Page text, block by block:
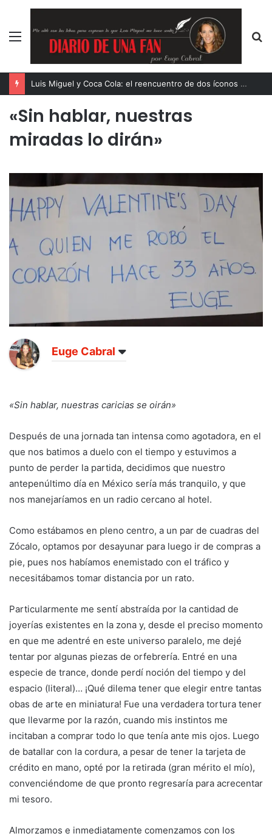
Menú
Luis Miguel y Coca Cola: el reencuentro de dos íconos eternos
«Sin hablar, nuestras
miradas lo dirán»
Euge Cabral
«Sin hablar, nuestras caricias se oirán»
Después de una jornada tan intensa como agotadora, en el
que nos batimos a duelo con el tiempo y estuvimos a
punto de perder la partida, decidimos que nuestro
antepenúltimo día en México sería más tranquilo, y que
nos manejaríamos en un radio cercano al hotel.
Como estábamos en pleno centro, a un par de cuadras del
Zócalo, optamos por desayunar para luego ir de compras a
pie, pues nos habíamos enemistado con el tráfico y
necesitábamos tomar distancia por un rato.
Particularmente me sentí abstraída por la cantidad de
joyerías existentes en la zona y, desde el preciso momento
en que me adentré en este universo paralelo, me dejé
tentar por algunas piezas de orfebrería. Entré en una
especie de trance, donde perdí noción del tiempo y del
espacio (literal)… ¡Qué dilema tener que elegir entre tantas
obas de arte en miniatura! Fue una verdadera tortura tener
que llevarme por la razón, cuando mis instintos me
incitaban a comprar todo lo que tenía ante mis ojos. Luego
de batallar con la cordura, a pesar de tener la tarjeta de
crédito en mano, opté por la retirada (gran mérito el mío),
convenciéndome de que pronto regresaría para acrecentar
mi tesoro.
Almorzamos e inmediatamente comenzamos con los